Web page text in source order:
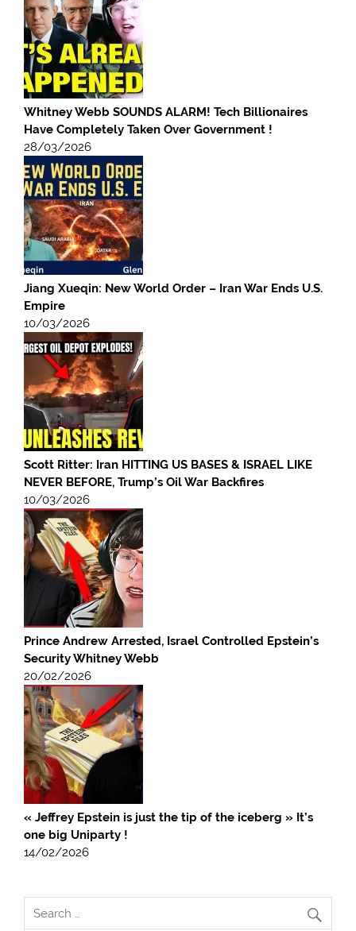
Whitney Webb SOUNDS ALARM! Tech Billionaires
Have Completely Taken Over Government !
28/03/2026
Jiang Xueqin: New World Order – Iran War Ends U.S.
Empire
10/03/2026
Scott Ritter: Iran HITTING US BASES & ISRAEL LIKE
NEVER BEFORE, Trump’s Oil War Backfires
10/03/2026
Prince Andrew Arrested, Israel Controlled Epstein’s
Security Whitney Webb
20/02/2026
« Jeffrey Epstein is just the tip of the iceberg » It’s
one big Uniparty !
14/02/2026